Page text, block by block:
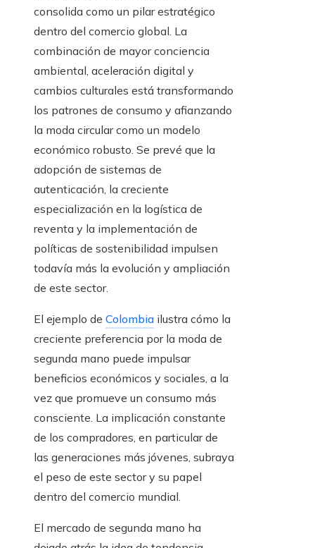
consolida como un pilar estratégico
dentro del comercio global. La
combinación de mayor conciencia
ambiental, aceleración digital y
cambios culturales está transformando
los patrones de consumo y afianzando
la moda circular como un modelo
económico robusto. Se prevé que la
adopción de sistemas de
autenticación, la creciente
especialización en la logística de
reventa y la implementación de
políticas de sostenibilidad impulsen
todavía más la evolución y ampliación
de este sector.
El ejemplo de Colombia ilustra cómo la
creciente preferencia por la moda de
segunda mano puede impulsar
beneficios económicos y sociales, a la
vez que promueve un consumo más
consciente. La implicación constante
de los compradores, en particular de
las generaciones más jóvenes, subraya
el peso de este sector y su papel
dentro del comercio mundial.
El mercado de segunda mano ha